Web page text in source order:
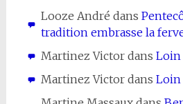
Looze André dans
tradition embrasse la
Martinez Victordans Loin
Martinez Victordans Loin